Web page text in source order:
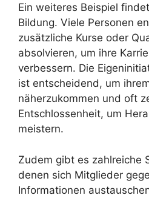
Ein weiteres Beispiel
Bildung. Viele Personen
zusätzliche Kurse oder
absolvieren, um ihre
verbessern. Die
ist entscheidend, um
näherzukommen und oft
Entschlossenheit, um
meistern.
Zudem gibt es zahlreiche
denen sich Mitglieder
Informationen